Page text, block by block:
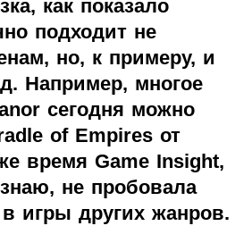
как показало
подходит не
но, к примеру, и
Например, многое
сегодня можно
of Empires от
время Game Insight,
не пробовала
игры других жанров.